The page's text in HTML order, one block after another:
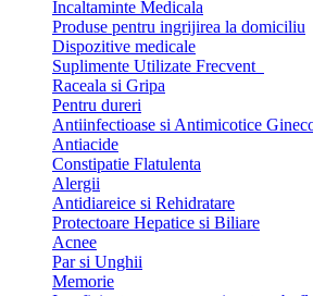
Incaltaminte Medicala
Produse pentru ingrijirea la domiciliu
Dispozitive medicale
Suplimente Utilizate Frecvent
Raceala si Gripa
Pentru dureri
Antiinfectioase si Antimicotice
Antiacide
Constipatie Flatulenta
Alergii
Antidiareice si Rehidratare
Protectoare Hepatice si Biliare
Acnee
Par si Unghii
Memorie